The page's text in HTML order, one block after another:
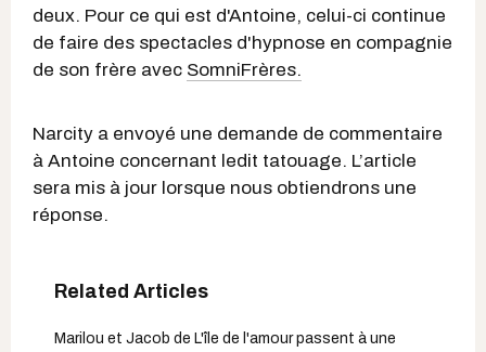
deux. Pour ce qui est d'Antoine, celui-ci continue
de faire des spectacles d'hypnose en compagnie
de son frère avec SomniFrères.
Narcity a envoyé une demande de commentaire
à Antoine concernant ledit tatouage. L’article
sera mis à jour lorsque nous obtiendrons une
réponse.
Marilou et Jacob de L'île de l'amour passent à une